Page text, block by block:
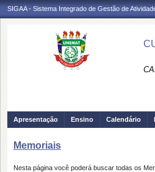
SIGAA - Sistema Integrado de Gestão de
Apresentação Ensino Calendário
Memoriais
Nesta página você poderá buscar todas os